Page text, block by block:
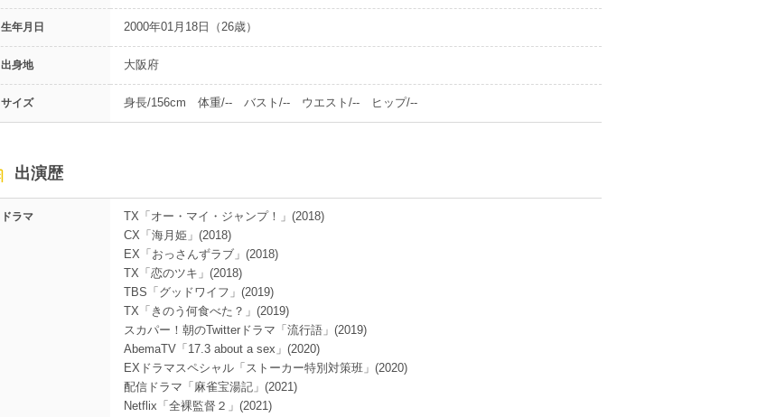
生年月日 2000年01月18日（26歳）
出身地 大阪府
サイズ 身長/156cm 体重/-- バスト/-- ウエスト/-- ヒップ/--
出演歴
ドラマ
TX「オー・マイ・ジャンプ！」(2018)
CX「海月姫」(2018)
EX「おっさんずラブ」(2018)
TX「恋のツキ」(2018)
TBS「グッドワイフ」(2019)
TX「きのう何食べた？」(2019)
スカパー！朝のTwitterドラマ「流行語」(2019)
AbemaTV「17.3 about a sex」(2020)
EXドラマスペシャル「ストーカー特別対策班」(2020)
配信ドラマ「麻雀宝湯記」(2021)
Netflix「全裸監督２」(2021)